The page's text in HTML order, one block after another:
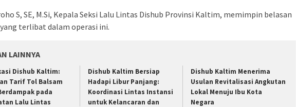
S, SE, M.Si, Kepala Seksi Lalu Lintas Dishub Provinsi Kaltim, memimpin belasan
terlibat dalam operasi ini.
LAINNYA
Dishub Kaltim:
Tarif Tol Balsam
pada
Lalu Lintas
Dishub Kaltim Bersiap
Hadapi Libur Panjang:
Koordinasi Lintas Instansi
untuk Kelancaran dan
Dishub Kaltim Menerima
Usulan Revitalisasi Angkutan
Lokal Menuju Ibu Kota
Negara